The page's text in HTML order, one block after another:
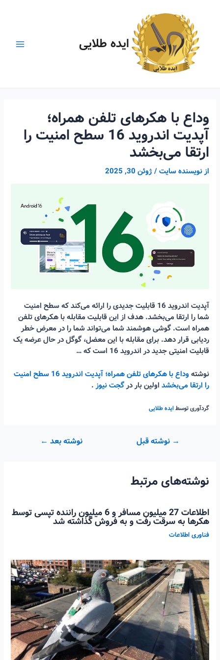
ایده طلایی
وداع با هکرهای تلفن همراه؛
آپدیت اندروید 16 سطح امنیت را
ارتقا می‌بخشد
ازنویسنده سایت/ ژوئن 30, 2025
آپدیت اندروید 16 قابلیت جدیدی را ارائه می‌کند که سطح امنیت
شما را ارتقا می‌بخشد. هدف از این قابلیت مقابله با هکرهای تلفن
همراه است. گوشی هوشمند شما می‌تواند شما را در معرض خطر
ردیابی قرار دهد. برای مقابله با این معضل، گوگل در حال عرضه یک
قابلیت امنیتی جدید در اندروید 16 است که …
نوشته
وداع با هکرهای تلفن همراه؛ آپدیت اندروید 16 سطح امنیت
را ارتقا می‌بخشد اولین بار درگجت نیوز.
گردآوری توسطایده طلایی
راهبری
→ نوشته قبل نوشته بعد ←
نوشته‌های مرتبط
اطلاعات 27 میلیون مسافر و 6 میلیون راننده تپسی توسط
هکرها به سرقت رفت و به فروش گذاشته شد
فناوری اطلاعات